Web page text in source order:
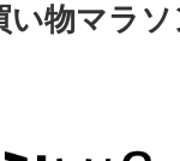
い物マラ